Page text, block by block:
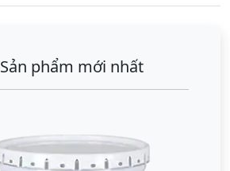
Sản phẩm mới nhất